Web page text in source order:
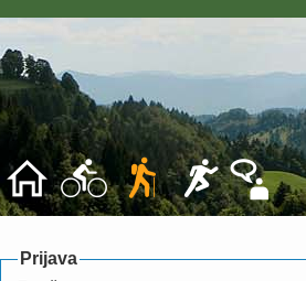
Prijava